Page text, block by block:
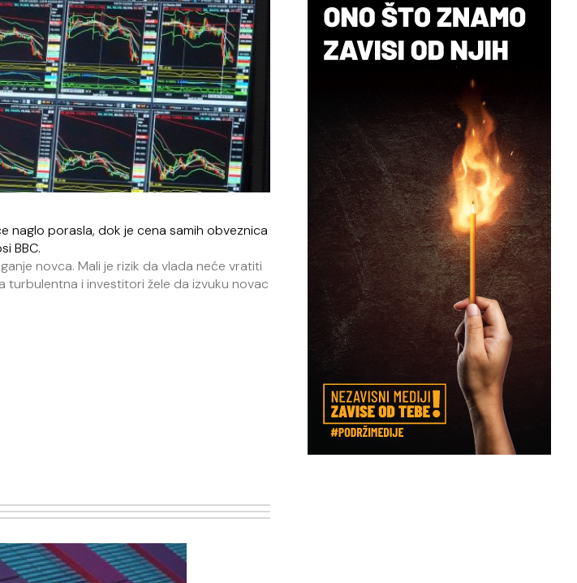
naglo porasla, dok je cena samih obveznica
BBC.
novca. Mali je rizik da vlada neće vratiti
turbulentna i investitori žele da izvuku novac